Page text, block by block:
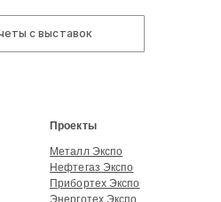
с выставок
Проекты
Металл Экспо
Нефтегаз Экспо
Прибортех Экспо
Энерготех Экспо